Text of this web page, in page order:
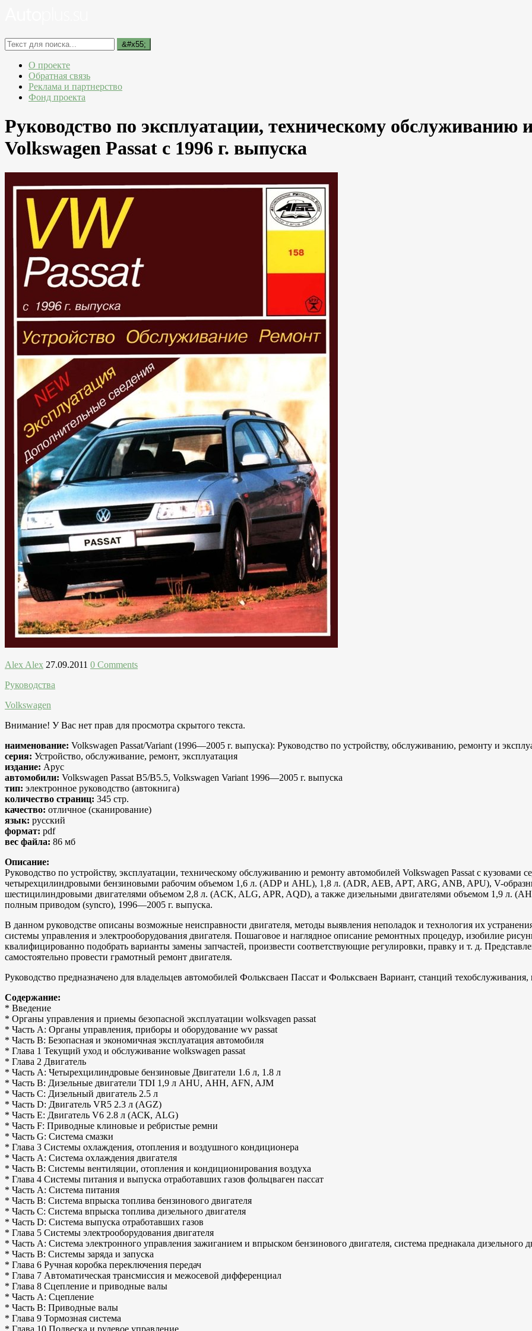
О проекте
Обратная связь
Реклама и партнерство
Фонд проекта
Руководство по эксплуатации, техническому обслуживанию
Volkswagen Passat с 1996 г. выпуска
Alex Alex 27.09.2011 0 Comments
Руководства
Volkswagen
Внимание! У Вас нет прав для просмотра скрытого текста.
наименование: Volkswagen Passat/Variant (1996—2005 г. выпуска): Руководство по устройству, обслуживанию, ремонту и
серия: Устройство, обслуживание, ремонт, эксплуатация
издание: Арус
автомобили: Volkswagen Passat B5/B5.5, Volkswagen Variant 1996—2005 г. выпуска
тип: электронное руководство (автокнига)
количество страниц: 345 стр.
качество: отличное (сканирование)
язык: русский
формат: pdf
вес файла: 86 мб
Описание:
Руководство по устройству, эксплуатации, техническому обслуживанию и ремонту автомобилей Volkswagen Passat с кузовами
четырехцилиндровыми бензиновыми рабочим объемом 1,6 л. (ADP и AHL), 1,8 л. (ADR, AEB, APT, ARG, ANB, APU), V-
шестицилиндровыми двигателями объемом 2,8 л. (ACK, ALG, APR, AQD), а также дизельными двигателями объемом 1,9 л.
полным приводом (syncro), 1996—2005 г. выпуска.
В данном руководстве описаны возможные неисправности двигателя, методы выявления неполадок и технология их
системы управления и электрооборудования двигателя. Пошаговое и наглядное описание ремонтных процедур, изобилие
квалифицированно подобрать варианты замены запчастей, произвести соответствующие регулировки, правку и т. д.
самостоятельно провести грамотный ремонт двигателя.
Руководство предназначено для владельцев автомобилей Фольксваен Пассат и Фольксваен Вариант, станций
Содержание:
* Введение
* Органы управления и приемы безопасной эксплуатации wolksvagen passat
* Часть А: Органы управления, приборы и оборудование wv passat
* Часть В: Безопасная и экономичная эксплуатация автомобиля
* Глава 1 Текущий уход и обслуживание wolkswagen passat
* Глава 2 Двигатель
* Часть А: Четырехцилиндровые бензиновые Двигатели 1.6 л, 1.8 л
* Часть В: Дизельные двигатели TDI 1,9 л AHU, АНН, AFN, AJM
* Часть С: Дизельный двигатель 2.5 л
* Часть D: Двигатель VR5 2.3 л (AGZ)
* Часть Е: Двигатель V6 2.8 л (АСК, ALG)
* Часть F: Приводные клиновые и ребристые ремни
* Часть G: Система смазки
* Глава 3 Системы охлаждения, отопления и воздушного кондиционера
* Часть А: Система охлаждения двигателя
* Часть В: Системы вентиляции, отопления и кондиционирования воздуха
* Глава 4 Системы питания и выпуска отработавших газов фольцваген пассат
* Часть А: Система питания
* Часть В: Система впрыска топлива бензинового двигателя
* Часть С: Система впрыска топлива дизельного двигателя
* Часть D: Система выпуска отработавших газов
* Глава 5 Системы электрооборудования двигателя
* Часть А: Система электронного управления зажиганием и впрыском бензинового двигателя, система преднакала дизельного
* Часть В: Системы заряда и запуска
* Глава 6 Ручная коробка переключения передач
* Глава 7 Автоматическая трансмиссия и межосевой дифференциал
* Глава 8 Сцепление и приводные валы
* Часть А: Сцепление
* Часть В: Приводные валы
* Глава 9 Тормозная система
* Глава 10 Подвеска и рулевое управление